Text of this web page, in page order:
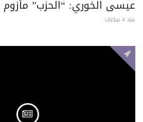
عيسى الخوري: “الحزب”
منذ 4 ساعات